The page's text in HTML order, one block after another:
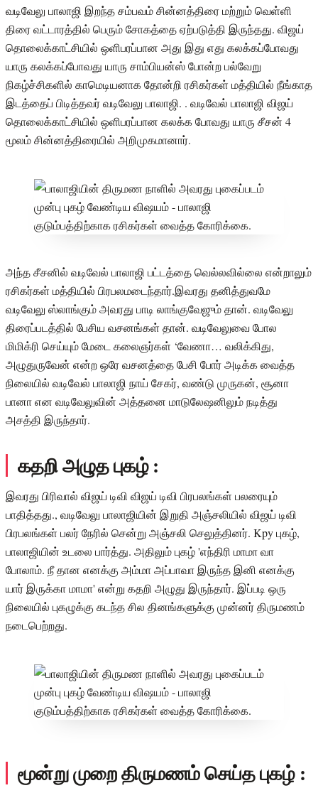
வடிவேலு பாலாஜி இறந்த சம்பவம் சின்னத்திரை மற்றும் வெள்ளி
திரை வட்டாரத்தில் பெரும் சோகத்தை ஏற்படுத்தி இருந்தது. விஜய்
தொலைக்காட்சியில் ஒளிபரப்பான அது இது எது கலக்கப்போவது
யாரு கலக்கப்போவது யாரு சாம்பியன்ஸ் போன்ற பல்வேறு
நிகழ்ச்சிகளில் காமெடியனாக தோன்றி ரசிகர்கள் மத்தியில் நீங்காத
இடத்தைப் பிடித்தவர் வடிவேலு பாலாஜி. . வடிவேல் பாலாஜி விஜய்
தொலைக்காட்சியில் ஒளிபரப்பான கலக்க போவது யாரு சீசன் 4
மூலம் சின்னத்திரையில் அறிமுகமானார்.
அந்த சீசனில் வடிவேல் பாலாஜி பட்டத்தை வெல்லவில்லை என்றாலும்
ரசிகர்கள் மத்தியில் பிரபலமடைந்தார்.இவரது தனித்துவமே
வடிவேலு ஸ்லாங்கும் அவரது பாடி லாங்குவேஜும் தான். வடிவேலு
திரைப்படத்தில் பேசிய வசனங்கள் தான். வடிவேலுவை போல
மிமிக்ரி செய்யும் மேடை கலைஞர்கள் ‘வேணா… வலிக்கிது,
அழுதுருவேன் என்ற ஒரே வசனத்தை பேசி போர் அடிக்க வைத்த
நிலையில் வடிவேல் பாலாஜி நாய் சேகர், வண்டு முருகன், சூனா
பானா என வடிவேலுவின் அத்தனை மாடுலேஷனிலும் நடித்து
அசத்தி இருந்தார்.
கதறி அழுத புகழ் :
இவரது பிரிவால் விஜய் டிவி விஜய் டிவி பிரபலங்கள் பலரையும்
பாதித்தது., வடிவேலு பாலாஜியின் இறுதி அஞ்சலியில் விஜய் டிவி
பிரபலங்கள் பலர் நேரில் சென்று அஞ்சலி செலுத்தினர். Kpy புகழ்,
பாலாஜியின் உடலை பார்த்து. அதிலும் புகழ் 'எந்திரி மாமா வா
போலாம். நீ தான எனக்கு அம்மா அப்பாவா இருந்த இனி எனக்கு
யார் இருக்கா மாமா' என்று கதறி அழுது இருந்தார். இப்படி ஒரு
நிலையில் புகழுக்கு கடந்த சில தினங்களுக்கு முன்னர் திருமணம்
நடைபெற்றது.
மூன்று முறை திருமணம் செய்த புகழ் :